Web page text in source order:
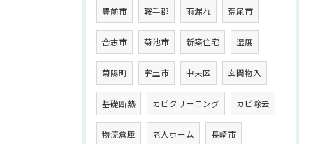
豊前市 鞍手郡 雨漏れ 荒尾市
合志市 菊池市 新築住宅 湿度
菊陽町 宇土市 中央区 玄関物入
基礎断熱 カビクリーニング カビ除去
物流倉庫 老人ホーム 長崎市